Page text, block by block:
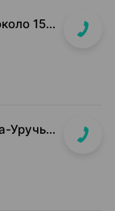
пр-т Дзержинского, д. 126 (островок около 15-16 кассы)
пр-т Независимости, д. 154 (ТЦ Корона-Уручье, прикассовая зона)